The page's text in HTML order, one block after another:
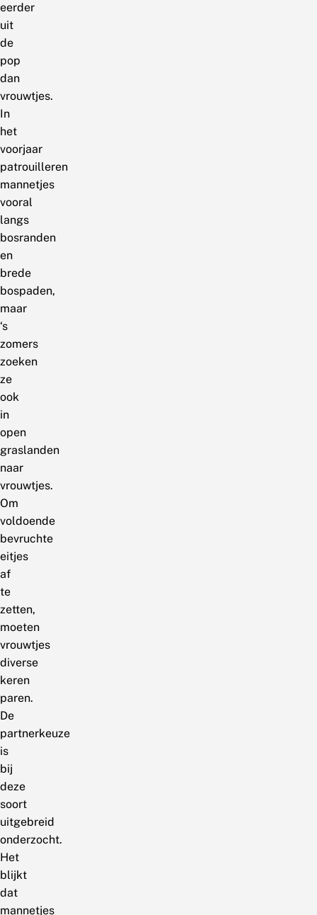
eerder
uit
de
pop
dan
vrouwtjes.
In
het
voorjaar
patrouilleren
mannetjes
vooral
langs
bosranden
en
brede
bospaden,
maar
‘s
zomers
zoeken
ze
ook
in
open
graslanden
naar
vrouwtjes.
Om
voldoende
bevruchte
eitjes
af
te
zetten,
moeten
vrouwtjes
diverse
keren
paren.
De
partnerkeuze
is
bij
deze
soort
uitgebreid
onderzocht.
Het
blijkt
dat
mannetjes